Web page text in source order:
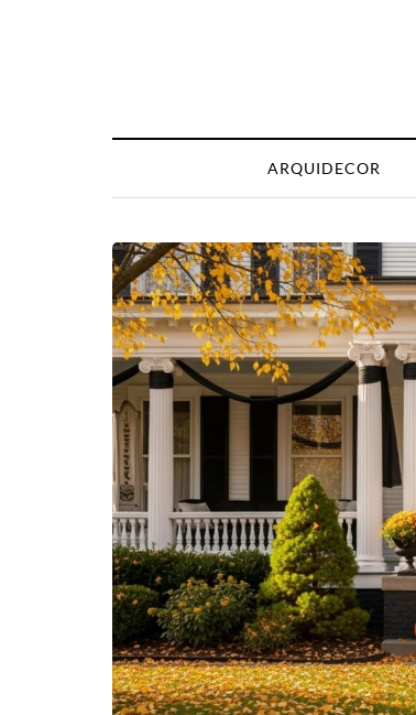
ARQUIDECOR